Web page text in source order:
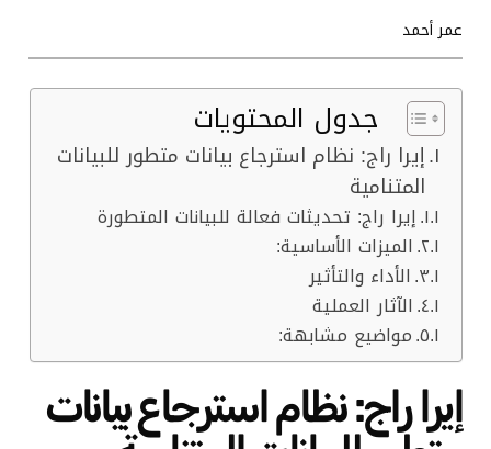
عمر أحمد
جدول المحتويات
إيرا راج: نظام استرجاع بيانات متطور للبيانات
المتنامية
إيرا راج: تحديثات فعالة للبيانات المتطورة
الميزات الأساسية:
الأداء والتأثير
الآثار العملية
مواضيع مشابهة:
إيرا راج: نظام استرجاع بيانات